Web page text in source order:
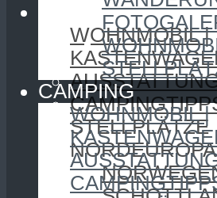
CAMPING
WOHNMOBIL |
STELLPLÄTZE
NORDEUROPA
CAMPING
WOHNMOBIL |